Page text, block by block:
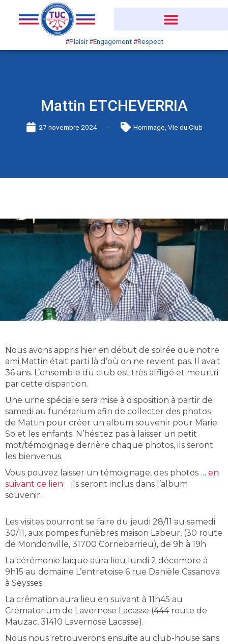
#Plaisir#Engagement#Respect
Mattin ETCHEVERRIA
27 novembre 2024 Hommage Vie du Club
Nous avons appris hier en début de soirée que notre
ami Mattin était parti là d’où on ne revient pas. Il avait
36 ans. L’ensemble du club est très affligé et meurtri
par cette disparition.
Une urne spéciale sera mise à disposition à partir de
samedi au funérarium afin de collecter des photos
de Mattin pour créer un album souvenir pour Marie
So et les enfants. N’hésitez pas à laisser un petit
mot/témoignage derrière chaque photos, ils seront
les bienvenus.
Vous pouvez laisser un témoignage, des photos … en
suivant ce lien
ils seront inclus dans l’album
souvenir.
Les visites pourront se faire du jeudi 28/11 au samedi
30/11, aux pompes funèbres maison Labeur, (30 route
de Mondonville, 31700 Cornebarrieu), de 9h à 19h
La cérémonie laïque aura lieu lundi 2 décembre à
9h15 au domaine L’entretoise 6 rue Danièle Casanova
à Seysses.
La crémation aura lieu en suivant à 11h45 au
Crématorium de Lavernose Lacasse (444 route de
Mauzac, 31410 Lavernose Lacasse).
Nous nous retrouverons ensuite au club-house sans